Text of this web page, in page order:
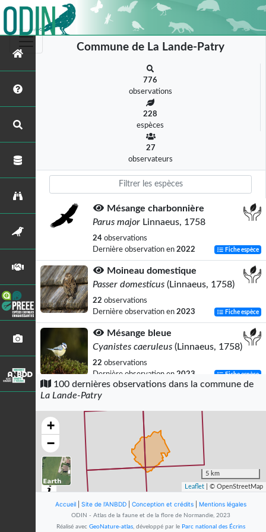
Commune de La Lande-Patry
776
observations
228
espèces
27
observateurs
Mésange charbonnière
Parus major Linnaeus, 1758
24 observations
Dernière observation en 2022 Fiche espèce
Moineau domestique
Passer domesticus (Linnaeus, 1758)
22 observations
Dernière observation en 2023 Fiche espèce
Mésange bleue
Cyanistes caeruleus (Linnaeus, 1758)
22 observations
Dernière observation en 2023 Fiche espèce
Erithacus rubecula(Linnaeus, 1758)
observations
Dernière observation en
Merle noir
Turdus merulaLinnaeus, 1758
observations
Corneille noire
100 dernières observations dans la commune de
La Lande-Patry
+
−
5 km
Leaflet | © OpenStreetMap
Accueil Site de l'ANBDD Conception et crédits Mentions légales
ODIN - Atlas de la faune et de la flore de Normandie, 2023
Réalisé avec GeoNature-atlas, développé par le Parc national des Écrins